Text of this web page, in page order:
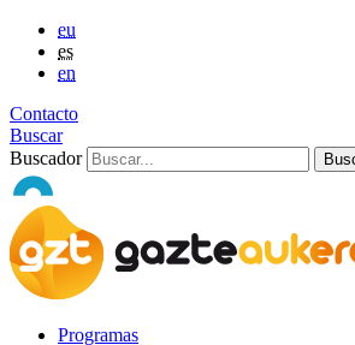
eu
es
en
Contacto
Buscar
Buscador
Programas